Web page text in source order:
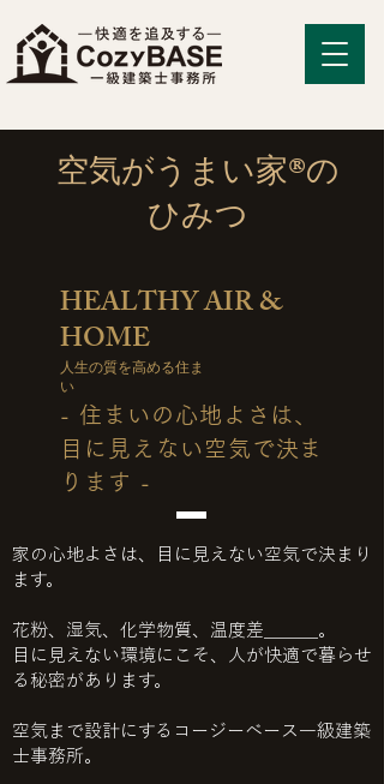
​空気がうまい家®の
ひみつ
HEALTHY AIR &
HOME
人生の質を高める住ま
い
- 住まいの心地よさは、
目に見えない空気で決ま
ります -
家の心地よさは、目に見えない空気で決まり
ます。
花粉、湿気、化学物質、温度差＿＿＿。
目に見えない環境にこそ、人が快適で暮らせ
る秘密があります。
空気まで設計にするコージーベース一級建築
士事務所。